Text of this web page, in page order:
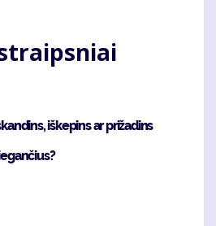
iškepins ar prižadins